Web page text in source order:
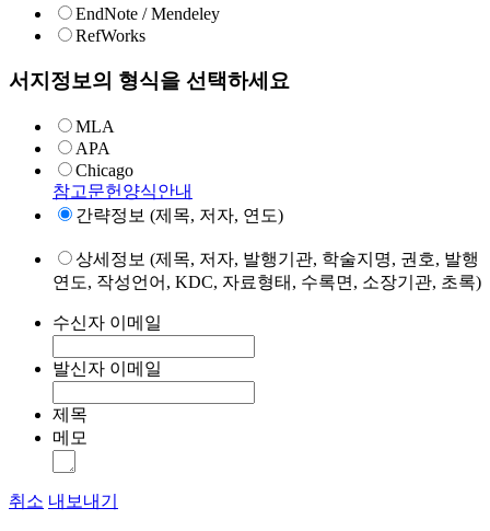
EndNote / Mendeley
RefWorks
서지정보의 형식을 선택하세요
MLA
APA
Chicago
참고문헌양식안내
간략정보 (제목, 저자, 연도)
상세정보 (제목, 저자, 발행기관, 학술지명, 권호, 발행
연도, 작성언어, KDC, 자료형태, 수록면, 소장기관, 초록)
수신자 이메일
발신자 이메일
제목
메모
취소 내보내기